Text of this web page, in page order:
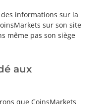
informations sur la
sur son site
même pas son siège
aux
que CoinsMarkets